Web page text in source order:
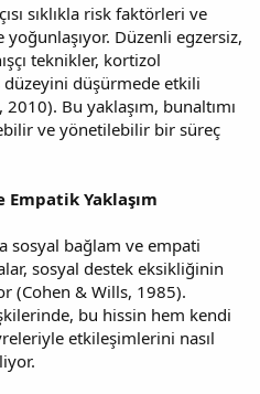
sıklıkla risk faktörleri ve
Düzenli egzersiz,
teknikler, kortizol
düzeyini düşürmede etkili
Bu yaklaşım, bunaltımı
ve yönetilebilir bir süreç
Empatik Yaklaşım
sosyal bağlam ve empati
sosyal destek eksikliğinin
(Cohen & Wills, 1985).
bu hissin hem kendi
etkileşimlerini nasıl